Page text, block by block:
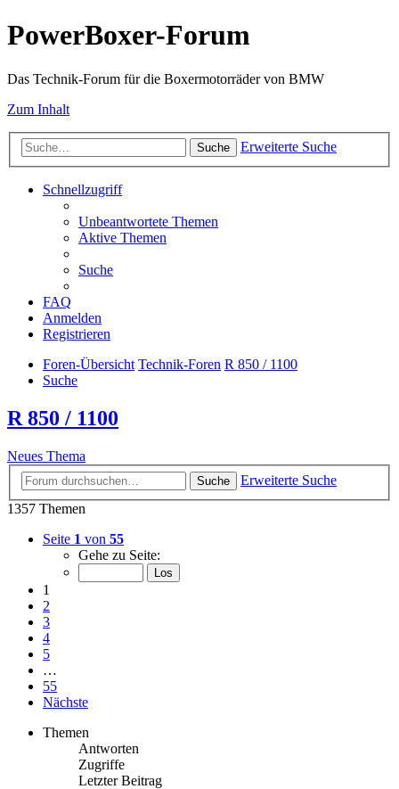
PowerBoxer-Forum
Das Technik-Forum für die Boxermotorräder von BMW
Zum Inhalt
Suche Erweiterte Suche
Schnellzugriff
Unbeantwortete Themen
Aktive Themen
Suche
FAQ
Anmelden
Registrieren
Foren-Übersicht Technik-Foren R 850 / 1100
Suche
R 850 / 1100
Neues Thema
Suche
Erweiterte Suche
1357 Themen
Seite 1 von 55
Gehe zu Seite:
1
2
3
4
5
…
55
Nächste
Themen
Antworten
Zugriffe
Letzter Beitrag